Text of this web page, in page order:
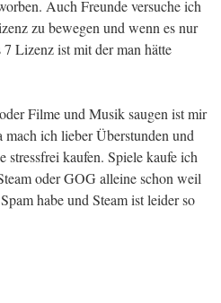
Auch Freunde versuche ich
zu bewegen und wenn es nur
Lizenz ist mit der man hätte
Filme und Musik saugen ist mir
mach ich lieber Überstunden und
stressfrei kaufen. Spiele kaufe ich
oder GOG alleine schon weil
habe und Steam ist leider so